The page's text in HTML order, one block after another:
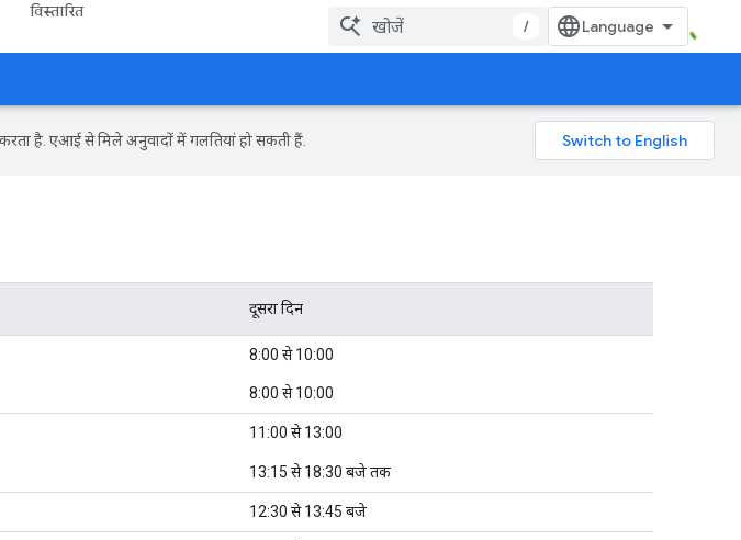
विस्तारित
/
है. एआई से मिले अनुवादों में गलतियां हो सकती हैं.
दूसरा दिन
8:00 से 10:00
8:00 से 10:00
11:00 से 13:00
13:15 से 18:30 बजे तक
12:30 से 13:45 बजे